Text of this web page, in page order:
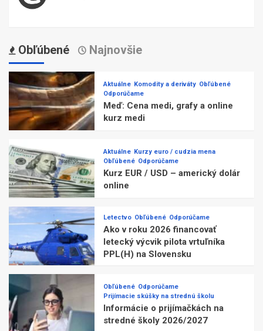
Obľúbené Najnovšie
Aktuálne Komodity a deriváty Obľúbené
Odporúčame
Meď: Cena medi, grafy a online
kurz medi
Aktuálne Kurzy euro / cudzia mena
Obľúbené Odporúčame
Kurz EUR / USD – americký dolár
online
Letectvo Obľúbené Odporúčame
Ako v roku 2026 financovať
letecký výcvik pilota vrtuľníka
PPL(H) na Slovensku
Obľúbené Odporúčame
Prijímacie skúšky na strednú školu
Informácie o prijímačkách na
stredné školy 2026/2027